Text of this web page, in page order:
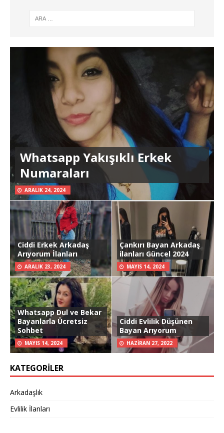
Whatsapp Yakışıklı Erkek
Numaraları
ARALIK 24, 2024
Ciddi Erkek Arkadaş
Arıyorum İlanları
ARALIK 23, 2024
Çankırı Bayan Arkadaş
ilanları Güncel 2024
MAYIS 14, 2024
Whatsapp Dul ve Bekar
Bayanlarla Ücretsiz
Sohbet
MAYIS 14, 2024
Ciddi Evlilik Düşünen
Bayan Arıyorum
HAZIRAN 27, 2022
KATEGORILER
Arkadaşlık
Evlilik İlanları